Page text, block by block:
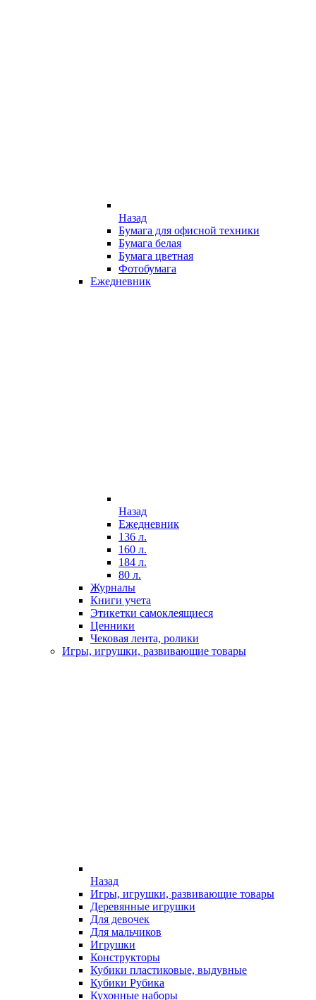
Назад
Бумага для офисной техники
Бумага белая
Бумага цветная
Фотобумага
Ежедневник
Назад
Ежедневник
136 л.
160 л.
184 л.
80 л.
Журналы
Книги учета
Этикетки самоклеящиеся
Ценники
Чековая лента, ролики
Игры, игрушки, развивающие товары
Назад
Игры, игрушки, развивающие товары
Деревянные игрушки
Для девочек
Для мальчиков
Игрушки
Конструкторы
Кубики пластиковые, выдувные
Кубики Рубика
Кухонные наборы